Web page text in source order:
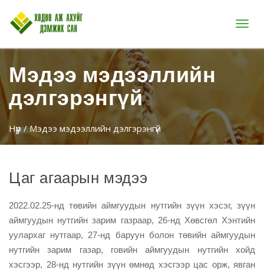
Цэс
Мэдээ мэдээллийн
дэлгэрэнгүй
Нүүр/ Мэдээ мэдээллийн дэлгэрэнгүй
Цаг агаарын мэдээ
2022.02.25-нд төвийн аймгуудын нутгийн зүүн хэсэг, зүүн
аймгуудын нутгийн зарим газраар, 26-нд Хөвсгөл Хэнтийн
уулархаг нутгаар, 27-нд баруун болон төвийн аймгуудын
нутгийн зарим газар, говийн аймгуудын нутгийн хойд
хэсгээр, 28-нд нутгийн зүүн өмнөд хэсгээр цас орж, явган